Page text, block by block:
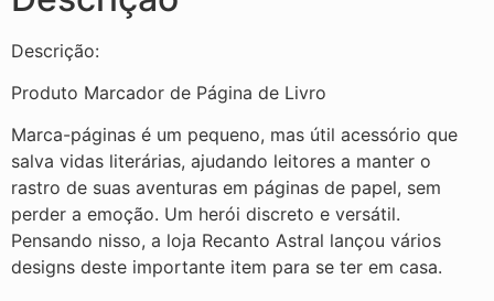
Descrição:
Produto Marcador de Página de Livro
Marca-páginas é um pequeno, mas útil acessório que
salva vidas literárias, ajudando leitores a manter o
rastro de suas aventuras em páginas de papel, sem
perder a emoção. Um herói discreto e versátil.
Pensando nisso, a loja Recanto Astral lançou vários
designs deste importante item para se ter em casa.